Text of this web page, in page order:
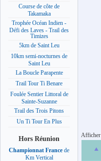
Course de côte de
Takamaka
Trophée Océan Indien -
Défi des Laves - Trail des
Timizes
5km de Saint Leu
10km semi-nocturnes de
Saint Leu
La Boucle Parapente
Trail Tour Ti Benare
Foulée Sentier Littoral de
Sainte-Suzanne
Trail des Trois Pitons
Un Ti Tour En Plus
Hors Réunion
Championnat France de
Km Vertical
Afficher